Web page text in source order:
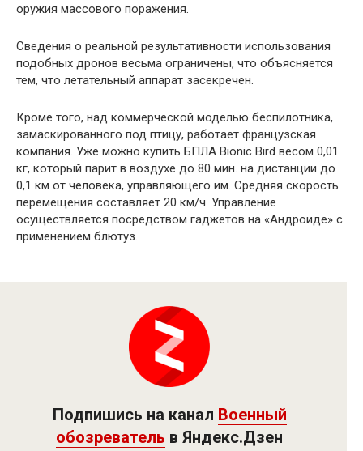
оружия массового поражения.
Сведения о реальной результативности использования
подобных дронов весьма ограничены, что объясняется
тем, что летательный аппарат засекречен.
Кроме того, над коммерческой моделью беспилотника,
замаскированного под птицу, работает французская
компания. Уже можно купить БПЛА Bionic Bird весом 0,01
кг, который парит в воздухе до 80 мин. на дистанции до
0,1 км от человека, управляющего им. Средняя скорость
перемещения составляет 20 км/ч. Управление
осуществляется посредством гаджетов на «Андроиде» с
применением блютуз.
Подпишись на канал Военный
обозреватель в Яндекс.Дзен